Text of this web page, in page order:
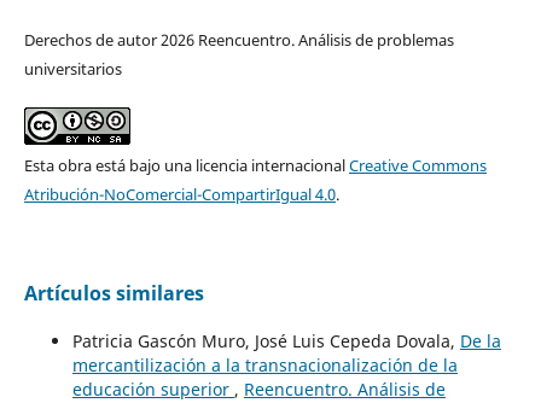
Derechos de autor 2026 Reencuentro. Análisis de problemas
universitarios
Esta obra está bajo una licencia internacionalCreative Commons
Atribución-NoComercial-CompartirIgual 4.0.
Artículos similares
Patricia Gascón Muro, José Luis Cepeda Dovala, De la
mercantilización a la transnacionalización de la
educación superior , Reencuentro. Análisis de